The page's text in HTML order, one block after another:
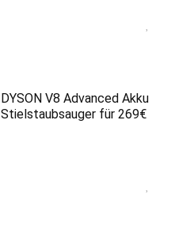
DYSON V8 Advanced Akku
Stielstaubsauger für 269€